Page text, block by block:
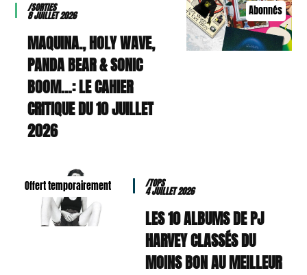
Abonnés
/SORTIES
8 JUILLET 2026
MAQUINA., HOLY WAVE,
PANDA BEAR & SONIC
BOOM…: LE CAHIER
CRITIQUE DU 10 JUILLET
2026
Offert temporairement /TOPS
4 JUILLET 2026
LES 10 ALBUMS DE PJ
HARVEY CLASSÉS DU
MOINS BON AU MEILLEUR